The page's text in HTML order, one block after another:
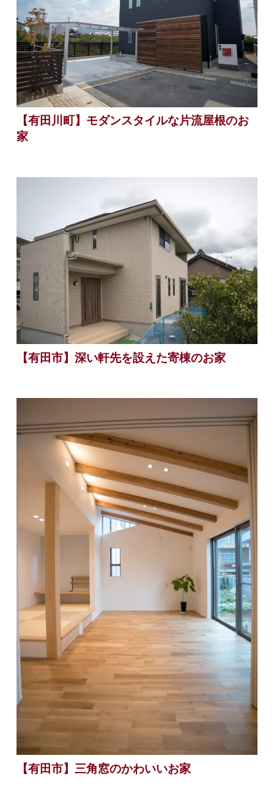
【有田川町】モダンスタイルな片流屋根のお
家
【有田市】深い軒先を設えた寄棟のお家
【有田市】三角窓のかわいいお家